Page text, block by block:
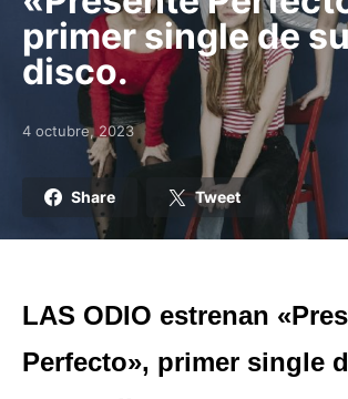
primer single de
disco.
Posted on
4 octubre, 2023
Share Tweet
LAS ODIO estrenan
Perfecto», primer single